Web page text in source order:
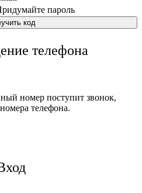
пароль
код
телефона
номер поступит звонок,
телефона.